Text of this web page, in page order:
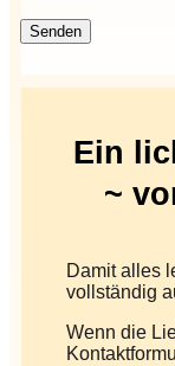
Ein
~
Damit alles
vollständig
Wenn die